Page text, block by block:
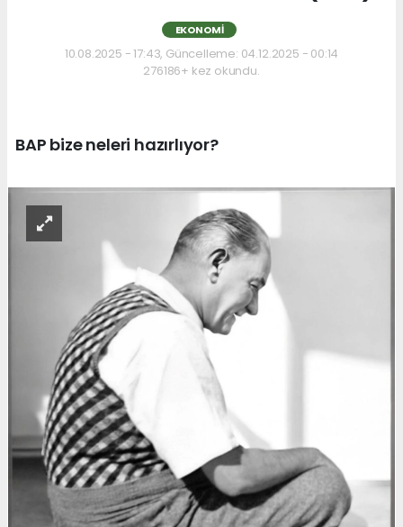
EKONOMI
10.08.2025 - 17:43, Güncelleme: 04.12.2025 - 00:14
276186+ kez okundu.
BAP bize neleri hazırlıyor?